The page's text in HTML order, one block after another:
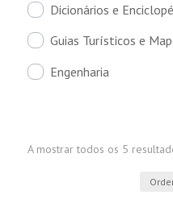
Dicionários e
Guias Turísticos e
Engenharia
A mostrar todos os 5